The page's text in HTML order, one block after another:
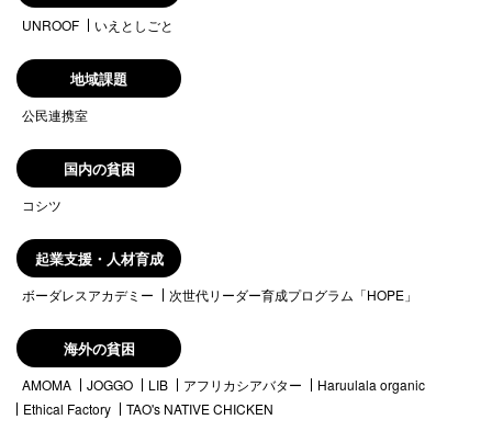
UNROOF いえとしごと
地域課題
公民連携室
国内の貧困
コシツ
起業支援・人材育成
ボーダレスアカデミー 次世代リーダー育成プログラム「HOPE」
海外の貧困
AMOMA JOGGO LIB アフリカシアバター
Haruulala organic
Ethical Factory
TAO's NATIVE CHICKEN